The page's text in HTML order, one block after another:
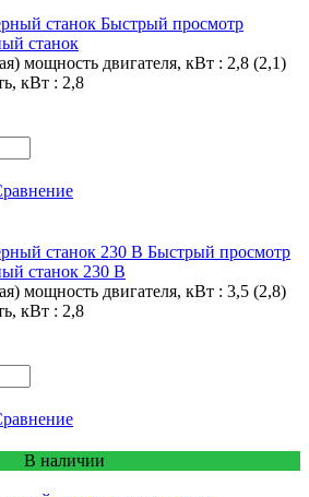
Быстрый просмотр
станок
мощность двигателя, кВт : 2,8 (2,1)
кВт : 2,8
Быстрый просмотр
станок 230 В
мощность двигателя, кВт : 3,5 (2,8)
кВт : 2,8
В наличии